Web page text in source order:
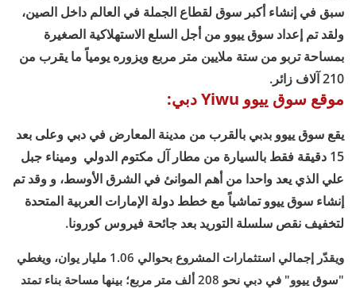
سبق في إنشاء أكبر سوق لقطاع الجملة في العالم داخل الصين،
ولقد تم إعداد سوق ييوو من أجل السلع الاستهلاكية الصغيرة
بمساحة تربو من ستة ملايين متر مربع ويزوره يومياً ما يقرب من
210 آلاف زائر.
موقع سوق ييوو Yiwu دبي:
يقع سوق ييوو بدبي بالقرب من مدينة المعارض في دبي وعلى بعد
15 دقيقة فقط بالسيارة من مطار آل مكتوم الدولي وميناء جبل
علي الذي يعد واحدا من أهم الموانئ في الشرق الأوسط، و وقد تم
إنشاء سوق ييوو تماشياً مع خطط دولة الإمارات العربية المتحدة
لتخفيف نقص سلسلة التوريد بعد جائحة فيروس كورونا.
ويقدّر إجمالي استثمارات المشروع بحوالي 1.06 مليار يوان، ويغطي
"سوق ييوو" في دبي نحو 208 ألف متر مربع؛ بينها مساحة بناء تمتد